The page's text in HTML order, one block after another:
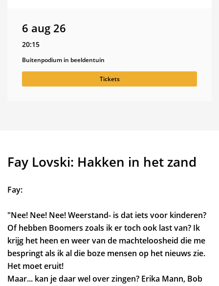
6 aug 26
20:15
Buitenpodium in beeldentuin
Tickets
Fay Lovski: Hakken in het zand
Fay:
"Nee! Nee! Nee! Weerstand- is dat iets voor kinderen?
Of hebben Boomers zoals ik er toch ook last van? Ik
krijg het heen en weer van de machteloosheid die me
bespringt als ik al die boze mensen op het nieuws zie.
Het moet eruit!
Maar... kan je daar wel over zingen? Erika Mann, Bob